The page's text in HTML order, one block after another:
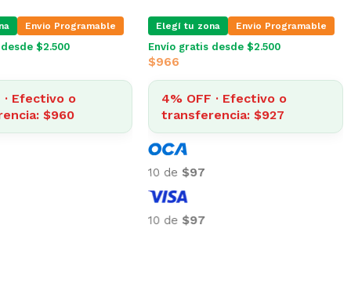
Envio Programable
$2.500
· Efectivo o
$960
Elegí tu zona Envio Programable
Envío gratis desde $2.500
$966
4% OFF · Efectivo o
transferencia: $927
10 de $97
10 de $97